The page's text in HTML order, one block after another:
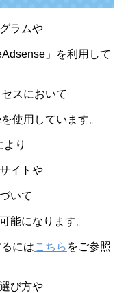
ラムや
」を利用して
スにおいて
使用しています。
り
イトや
いて
能になります。
にはこちら をご参照
び方や